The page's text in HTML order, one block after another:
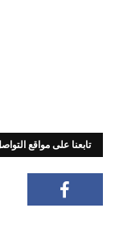
تابعنا على مواقع